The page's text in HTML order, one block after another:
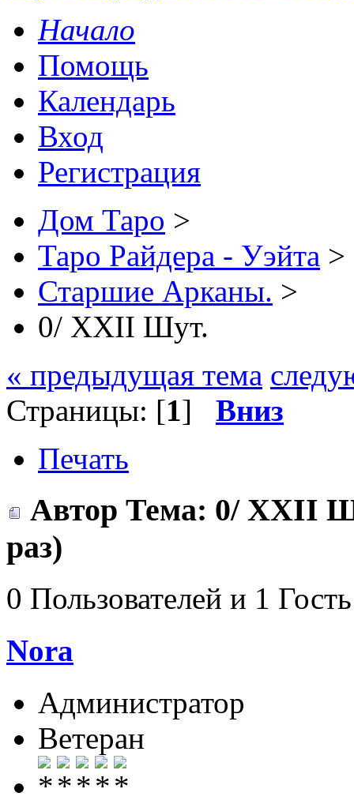
Начало
Помощь
Календарь
Вход
Регистрация
Дом Таро >
Таро Райдера - Уэйта >
Старшие Арканы. >
0/ XXII Шут.
« предыдущая тема
Страницы: [1] Вниз
Печать
Автор Тема: 0/ XXII
раз)
0 Пользователей и 1
Nora
Администратор
Ветеран